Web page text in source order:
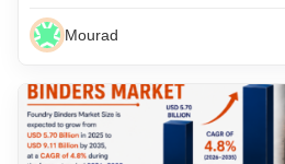
Mourad